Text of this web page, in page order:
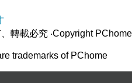
、轉載必究 ‧Copyright PChome
trademarks of PChome